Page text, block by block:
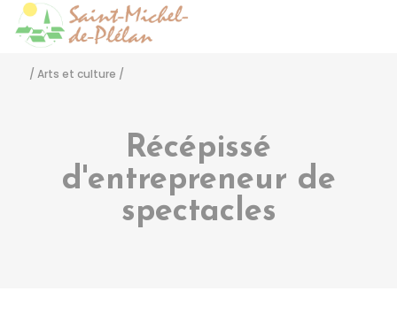
/ Arts et culture /
Récépissé
d'entrepreneur de
spectacles